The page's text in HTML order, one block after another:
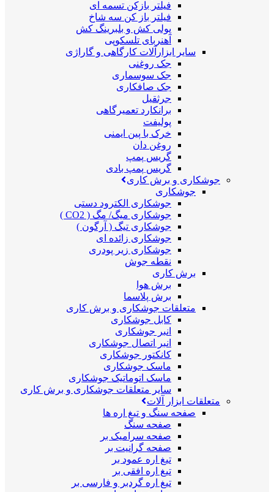
فیلتر بازکن تسمه ای
فیلتر باز کن سه شاخ
پولی کش و بلبرینگ کش
آهنربای تلسکوپی
سایر ابزارآلات کارگاهی و گاراژی
جک روغنی
جک سوسماری
جک صافکاری
جرثقیل
برانکارد تعمیرگاهی
پولیفت
خرک با پین ایمنی
روغن دان
گریس پمپ
گریس پمپ بادی
جوشکاری و برش کاری
جوشکاری
جوشکاری الکترود دستی
جوشکاری میگ/ مگ ( CO2 )
جوشکاری تیگ ( آرگون )
جوشکاری زائده ای
جوشکاری زیر پودری
نقطه جوش
برش کاری
برش هوا
برش پلاسما
متعلقات جوشکاری و برش کاری
کابل جوشکاری
انبر جوشکاری
انبر اتصال جوشکاری
کانکتور جوشکاری
ماسک جوشکاری
ماسک اتوماتیک جوشکاری
سایر متعلقات جوشکاری و برش کاری
متعلقات ابزار آلات
صفحه سنگ و تیغ اره ها
صفحه سنگ
صفحه سرامیک بر
صفحه گرانیت بر
تیغ اره عمود بر
تیغ اره افقی بر
تیغ اره گردبر و فارسی بر